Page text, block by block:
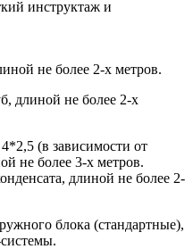
инструктаж и
не более 2-х метров.
длиной не более 2-х
(в зависимости от
не более 3-х метров.
длиной не более 2-
блока (стандартные),